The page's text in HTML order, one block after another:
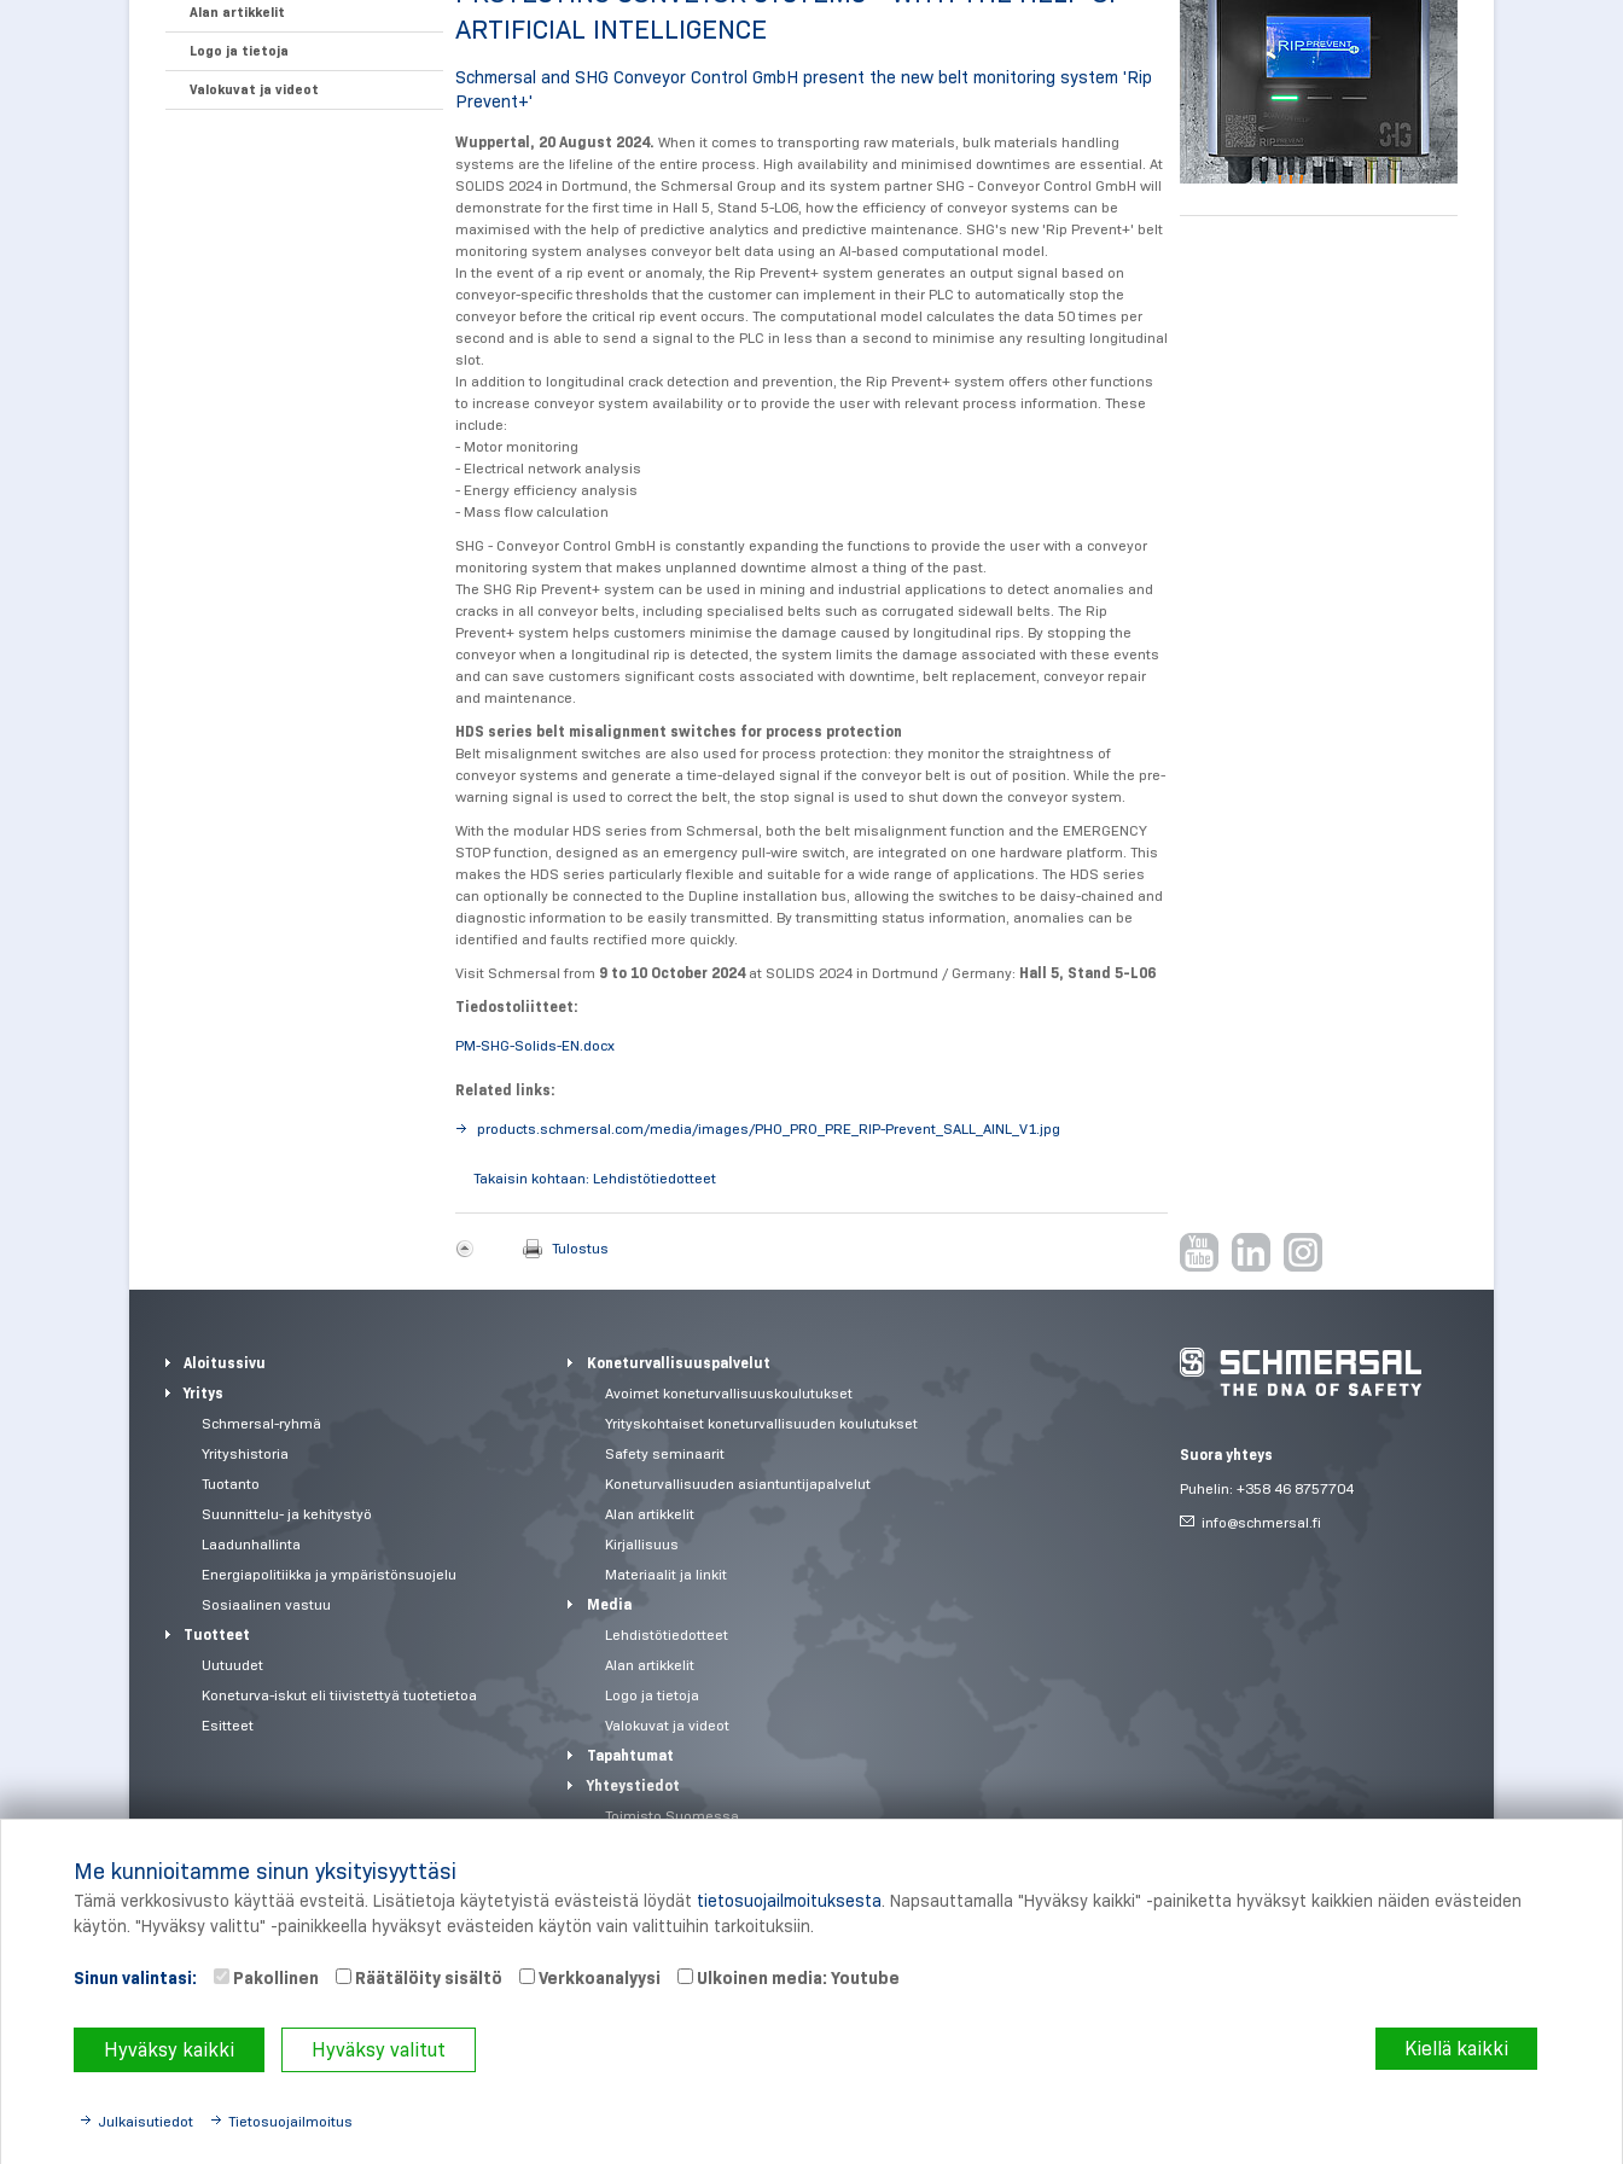
Alan artikkelit
Logo ja tietoja
Valokuvat ja videot
ARTIFICIAL INTELLIGENCE
Schmersal and SHG Conveyor Control GmbH present the new belt monitoring system 'Rip
Prevent+'
Wuppertal, 20 August 2024. When it comes to transporting raw materials, bulk materials handling
systems are the lifeline of the entire process. High availability and minimised downtimes are essential. At
SOLIDS 2024 in Dortmund, the Schmersal Group and its system partner SHG - Conveyor Control GmbH will
demonstrate for the first time in Hall 5, Stand 5-L06, how the efficiency of conveyor systems can be
maximised with the help of predictive analytics and predictive maintenance. SHG's new 'Rip Prevent+' belt
monitoring system analyses conveyor belt data using an AI-based computational model.
In the event of a rip event or anomaly, the Rip Prevent+ system generates an output signal based on
conveyor-specific thresholds that the customer can implement in their PLC to automatically stop the
conveyor before the critical rip event occurs. The computational model calculates the data 50 times per
second and is able to send a signal to the PLC in less than a second to minimise any resulting longitudinal
slot.
In addition to longitudinal crack detection and prevention, the Rip Prevent+ system offers other functions
to increase conveyor system availability or to provide the user with relevant process information. These
include:
- Motor monitoring
- Electrical network analysis
- Energy efficiency analysis
- Mass flow calculation
SHG - Conveyor Control GmbH is constantly expanding the functions to provide the user with a conveyor
monitoring system that makes unplanned downtime almost a thing of the past.
The SHG Rip Prevent+ system can be used in mining and industrial applications to detect anomalies and
cracks in all conveyor belts, including specialised belts such as corrugated sidewall belts. The Rip
Prevent+ system helps customers minimise the damage caused by longitudinal rips. By stopping the
conveyor when a longitudinal rip is detected, the system limits the damage associated with these events
and can save customers significant costs associated with downtime, belt replacement, conveyor repair
and maintenance.
HDS series belt misalignment switches for process protection
Belt misalignment switches are also used for process protection: they monitor the straightness of
conveyor systems and generate a time-delayed signal if the conveyor belt is out of position. While the pre-
warning signal is used to correct the belt, the stop signal is used to shut down the conveyor system.
With the modular HDS series from Schmersal, both the belt misalignment function and the EMERGENCY
STOP function, designed as an emergency pull-wire switch, are integrated on one hardware platform. This
makes the HDS series particularly flexible and suitable for a wide range of applications. The HDS series
can optionally be connected to the Dupline installation bus, allowing the switches to be daisy-chained and
diagnostic information to be easily transmitted. By transmitting status information, anomalies can be
identified and faults rectified more quickly.
Visit Schmersal from 9 to 10 October 2024at SOLIDS 2024 in Dortmund / Germany: Hall 5, Stand 5-L06
Tiedostoliitteet:
PM-SHG-Solids-EN.docx
Related links:
products.schmersal.com/media/images/PHO_PRO_PRE_RIP-Prevent_SALL_AINL_V1.jpg
Takaisin kohtaan: Lehdistötiedotteet
Tulostus
Aloitussivu
Yritys
Schmersal-ryhmä
Yrityshistoria
Tuotanto
Suunnittelu- ja kehitystyö
Laadunhallinta
Energiapolitiikka ja ympäristönsuojelu
Sosiaalinen vastuu
Tuotteet
Uutuudet
Koneturva-iskut eli tiivistettyä tuotetietoa
Esitteet
Koneturvallisuuspalvelut
Avoimet koneturvallisuuskoulutukset
Yrityskohtaiset koneturvallisuuden koulutukset
Safety seminaarit
Koneturvallisuuden asiantuntijapalvelut
Alan artikkelit
Kirjallisuus
Materiaalit ja linkit
Media
Lehdistötiedotteet
Alan artikkelit
Logo ja tietoja
Valokuvat ja videot
Tapahtumat
Yhteystiedot
Toimisto Suomessa
Ajankohtaista
Suora yhteys
Puhelin: +358 46 8757704
info@schmersal.fi
Me kunnioitamme sinun yksityisyyttäsi
Tämä verkkosivusto käyttää evsteitä. Lisätietoja käytetyistä evästeistä löydät tietosuojailmoituksesta. Napsauttamalla "Hyväksy kaikki" -painiketta hyväksyt kaikkien näiden evästeiden
käytön. "Hyväksy valittu" -painikkeella hyväksyt evästeiden käytön vain valittuihin tarkoituksiin.
Sinun valintasi: Pakollinen Räätälöity sisältö Verkkoanalyysi Ulkoinen media: Youtube
Hyväksy kaikki Hyväksy valitut Kiellä kaikki
Julkaisutiedot Tietosuojailmoitus